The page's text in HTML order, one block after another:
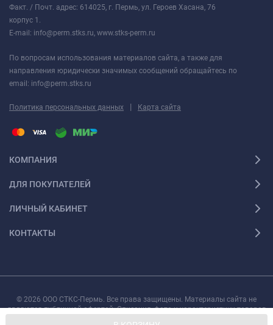
Факт. / Почт. адрес: 614025, г. Пермь, ул. Героев Хасана, 76
корпус 1.
E-mail: info@perm.stks.ru, www.stks-perm.ru
По вопросам использования материалов сайта, а также для
направления юридически значимых сообщений обращайтесь по
email: info@perm.stks.ru
Политика персональных данных | Карта сайта
КОМПАНИЯ
ДЛЯ ПОКУПАТЕЛЕЙ
ЛИЧНЫЙ КАБИНЕТ
КОНТАКТЫ
© 2026 ООО СТКС-Пермь. Все права защищены. Материалы сайта не
являются публичной офертой. Описания, фото и характеристики товаров